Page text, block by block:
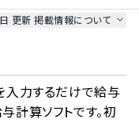
更新掲載情報について
、
スデータを参照しています。
情報取得元 掲載修正依頼
入力するだけで給与
計算ソフトです。初